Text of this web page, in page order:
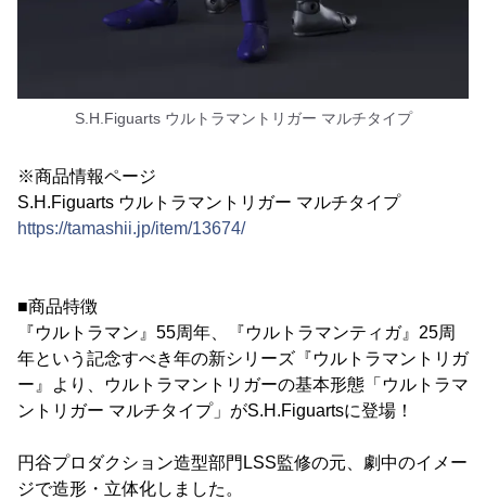
S.H.Figuarts ウルトラマントリガー マルチタイプ
※商品情報ページ
S.H.Figuarts ウルトラマントリガー マルチタイプ
https://tamashii.jp/item/13674/
■商品特徴
『ウルトラマン』55周年、『ウルトラマンティガ』25周
年という記念すべき年の新シリーズ『ウルトラマントリガ
ー』より、ウルトラマントリガーの基本形態「ウルトラマ
ントリガー マルチタイプ」がS.H.Figuartsに登場！
円谷プロダクション造型部門LSS監修の元、劇中のイメー
ジで造形・立体化しました。